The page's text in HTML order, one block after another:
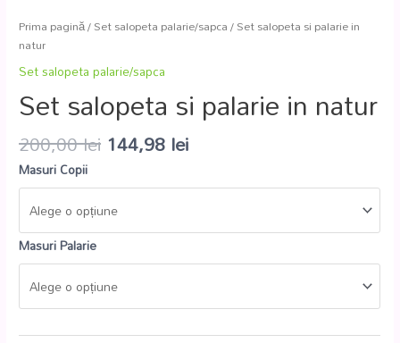
Prima pagină/Set salopeta palarie/sapca/ Set salopeta si palarie in
natur
Set salopeta palarie/sapca
Set salopeta si palarie in natur
200,00lei 144,98 lei
Masuri Copii
Masuri Palarie